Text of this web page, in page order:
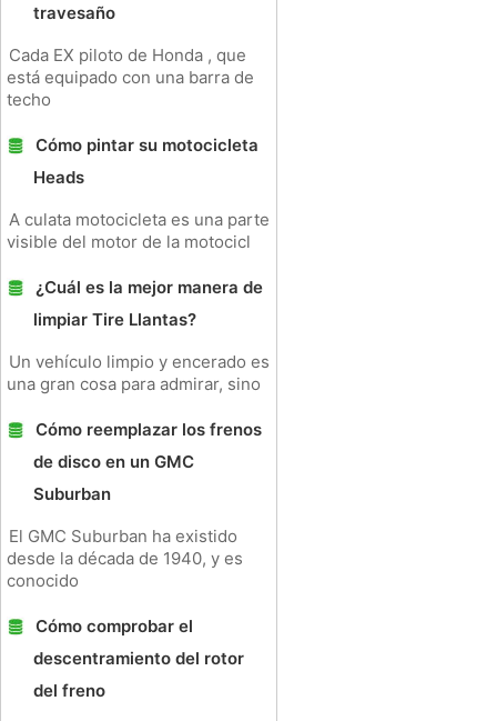
travesaño
Cada EX piloto de Honda , que
está equipado con una barra de
techo
Cómo pintar su motocicleta
Heads
A culata motocicleta es una parte
visible del motor de la motocicl
¿Cuál es la mejor manera de
limpiar Tire Llantas?
Un vehículo limpio y encerado es
una gran cosa para admirar, sino
Cómo reemplazar los frenos
de disco en un GMC
Suburban
El GMC Suburban ha existido
desde la década de 1940, y es
conocido
Cómo comprobar el
descentramiento del rotor
del freno